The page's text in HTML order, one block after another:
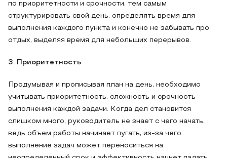
по приоритетности и срочности, тем самым
структурировать свой день, определять время для
выполнения каждого пункта и конечно не забывать про
отдых, выделяя время для небольших перерывов.
3. Приоритетность
Продумывая и прописывая план на день, необходимо
учитывать приоритетность, сложность и срочность
выполнения каждой задачи. Когда дел становится
слишком много, руководитель не знает с чего начать,
ведь объем работы начинает пугать, из-за чего
выполнение задач может переноситься на